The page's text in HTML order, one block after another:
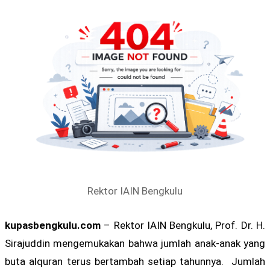
Rektor IAIN Bengkulu
kupasbengkulu.com – Rektor IAIN Bengkulu, Prof. Dr. H.
Sirajuddin mengemukakan bahwa jumlah anak-anak yang
buta alquran terus bertambah setiap tahunnya. Jumlah